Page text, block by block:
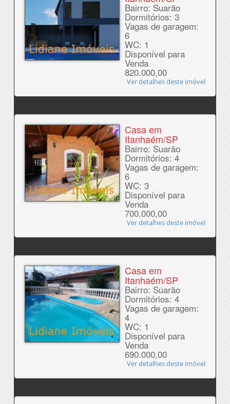
Bairro: Suarão
Dormitórios: 3
Vagas de garagem:
6
WC: 1
Disponível para
Venda
820.000,00
Ver detalhes deste imóvel
Casa em
Itanhaém/SP
Bairro: Suarão
Dormitórios: 4
Vagas de garagem:
6
WC: 3
Disponível para
Venda
700.000,00
Ver detalhes deste imóvel
Casa em
Itanhaém/SP
Bairro: Suarão
Dormitórios: 4
Vagas de garagem:
4
WC: 1
Disponível para
Venda
690.000,00
Ver detalhes deste imóvel